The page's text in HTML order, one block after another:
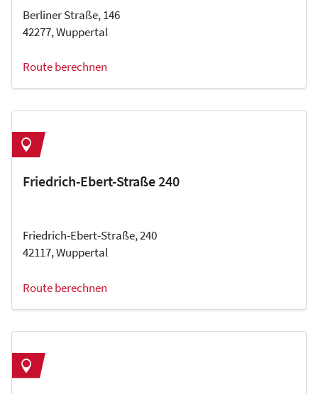
Berliner Straße, 146
42277, Wuppertal
Route berechnen
Friedrich-Ebert-Straße 240
Friedrich-Ebert-Straße, 240
42117, Wuppertal
Route berechnen